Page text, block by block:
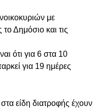
με
Δημόσιο και τις
ότι για 6 στα 10
για 19 ημέρες
είδη διατροφής έχουν